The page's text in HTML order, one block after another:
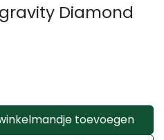
Diamond
toevoegen